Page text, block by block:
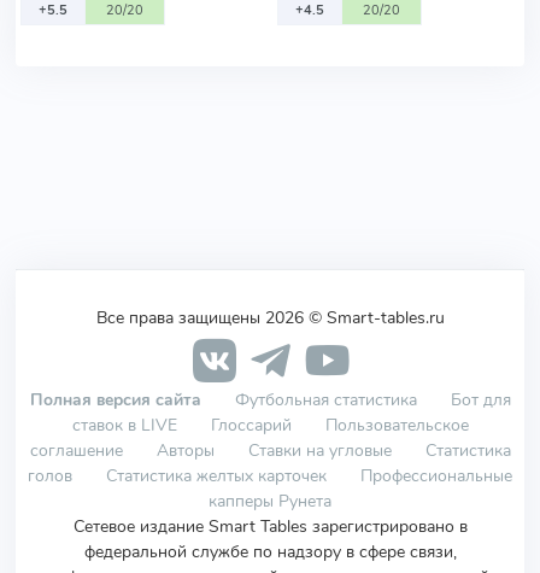
+5.5
20/20
+4.5
20/20
Все права защищены 2026 © Smart-tables.ru
Полная версия сайта Футбольная статистика
Бот для
ставок в LIVE
Глоссарий
Пользовательское
соглашение
Авторы Ставки на угловые
Статистика
голов
Статистика желтых карточек
Профессиональные
капперы Рунета
Сетевое издание Smart Tables зарегистрировано в
федеральной службе по надзору в сфере связи,